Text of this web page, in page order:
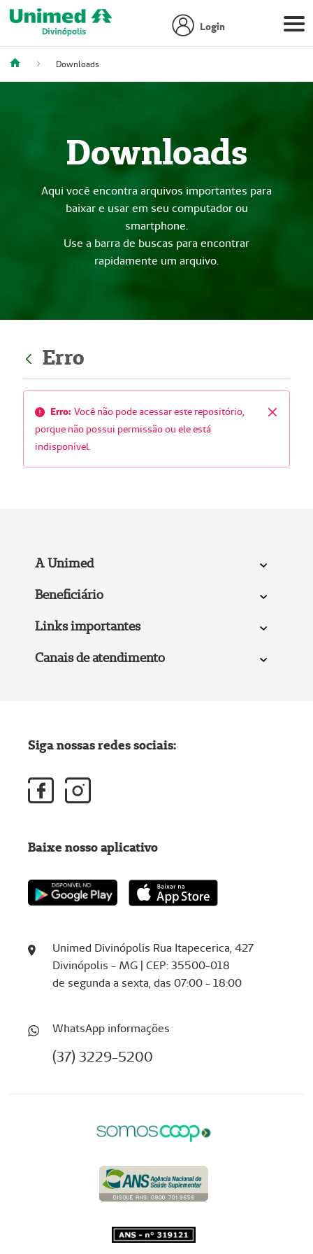
Login
Downloads
Downloads
Aqui você encontra arquivos importantes para
baixar e usar em seu computador ou
smartphone.
Use a barra de buscas para encontrar
rapidamente um arquivo.
Erro
Fechar
Erro: Você não pode acessar este repositório,
porque não possui permissão ou ele está
indisponível.
A Unimed
Beneficiário
Links importantes
Canais de atendimento
Unimed Divinópolis Rua Itapecerica, 427
Divinópolis - MG | CEP: 35500-018
de segunda a sexta, das 07:00 - 18:00
WhatsApp informações
(37) 3229-5200
Siga nossas redes sociais:
Baixe nosso aplicativo